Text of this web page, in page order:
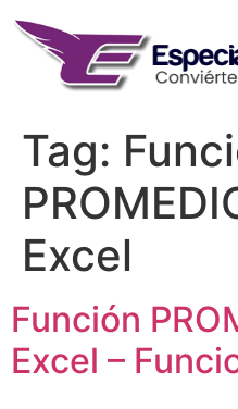
content
Tag:
Excel
Función
Excel –